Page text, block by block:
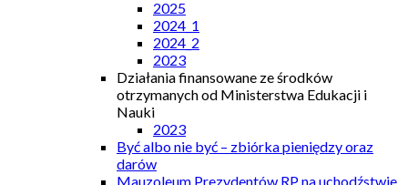
2025
2024_1
2024_2
2023
Działania finansowane ze środków
otrzymanych od Ministerstwa Edukacji i
Nauki
2023
Być albo nie być – zbiórka pieniędzy oraz
darów
Mauzoleum Prezydentów RP na uchodźstwie